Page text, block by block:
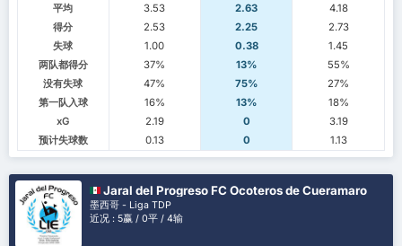
平均
3.53 2.63
4.18
得分
2.53 2.25
2.73
失球
1.00 0.38
1.45
两队都得分
37% 13%
55%
没有失球
47% 75%
27%
第一队入球
16% 13%
18%
xG
2.19 0
3.19
预计失球数
0.13 0 1.13
Jaral del Progreso FC Ocoteros de Cueramaro
墨西哥 - Liga TDP
近况 : 5赢 / 0平 / 4输